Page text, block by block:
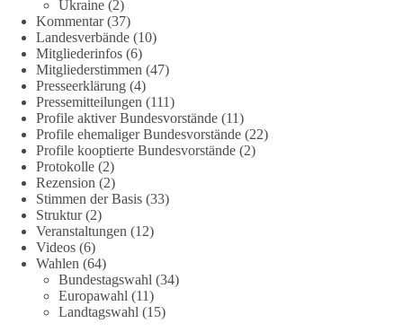
239 36 60
DieBasis
2 Tage(n) zuvor
🕊 Wir wollen den Krieg mit Russland nicht!
Am 20. Juni 2026 fand in Berlin am Brandenburger Tor die
Demonstration mit dem Motto „Russland ist nicht unser
Feind“ statt.
Hier ein Auszug aus der Rede von der
Bundestagsabgeordneten Sevim Dağdelen (BSW).
„Wir müssen Nein sagen zu diesem stinkenden
Ukraine (2)
Kommentar(37)
Landesverbände (10)
Mitgliederinfos (6)
Mitgliederstimmen (47)
Presseerklärung (4)
Pressemitteilungen (111)
Profile aktiver Bundesvorstände (11)
Profile ehemaliger Bundesvorstände (22)
Profile kooptierte Bundesvorstände (2)
Protokolle (2)
Rezension (2)
Stimmen der Basis (33)
Struktur(2)
Veranstaltungen (12)
Videos (6)
Wahlen (64)
Bundestagswahl (34)
Europawahl (11)
Landtagswahl (15)